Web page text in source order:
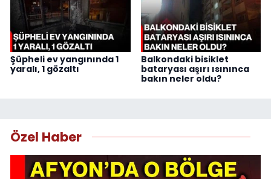
Şüpheli ev yangınında 1
yaralı, 1 gözaltı
Balkondaki bisiklet
bataryası aşırı ısınınca
bakın neler oldu?
Özel Haber